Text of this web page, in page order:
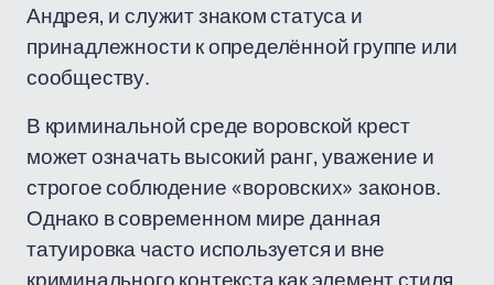
Андрея, и служит знаком статуса и
принадлежности к определённой группе или
сообществу.
В криминальной среде воровской крест
может означать высокий ранг, уважение и
строгое соблюдение «воровских» законов.
Однако в современном мире данная
татуировка часто используется и вне